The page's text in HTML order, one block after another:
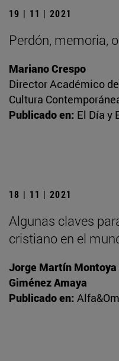
19 | 11 | 2021
Perdón, memoria,
Mariano Crespo
Director Académico
Cultura
Publicado en: El Día y
18 | 11 | 2021
Algunas claves
cristiano en el
Jorge Martín Montoya
Giménez Amaya
Publicado en: